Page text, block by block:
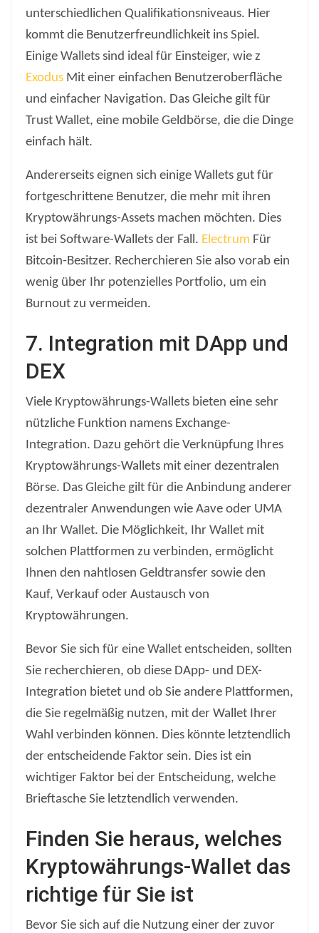
unterschiedlichen Qualifikationsniveaus. Hier
kommt die Benutzerfreundlichkeit ins Spiel.
Einige Wallets sind ideal für Einsteiger, wie z
Exodus Mit einer einfachen Benutzeroberfläche
und einfacher Navigation. Das Gleiche gilt für
Trust Wallet, eine mobile Geldbörse, die die Dinge
einfach hält.
Andererseits eignen sich einige Wallets gut für
fortgeschrittene Benutzer, die mehr mit ihren
Kryptowährungs-Assets machen möchten. Dies
ist bei Software-Wallets der Fall. Electrum Für
Bitcoin-Besitzer. Recherchieren Sie also vorab ein
wenig über Ihr potenzielles Portfolio, um ein
Burnout zu vermeiden.
7. Integration mit DApp und
DEX
Viele Kryptowährungs-Wallets bieten eine sehr
nützliche Funktion namens Exchange-
Integration. Dazu gehört die Verknüpfung Ihres
Kryptowährungs-Wallets mit einer dezentralen
Börse. Das Gleiche gilt für die Anbindung anderer
dezentraler Anwendungen wie Aave oder UMA
an Ihr Wallet. Die Möglichkeit, Ihr Wallet mit
solchen Plattformen zu verbinden, ermöglicht
Ihnen den nahtlosen Geldtransfer sowie den
Kauf, Verkauf oder Austausch von
Kryptowährungen.
Bevor Sie sich für eine Wallet entscheiden, sollten
Sie recherchieren, ob diese DApp- und DEX-
Integration bietet und ob Sie andere Plattformen,
die Sie regelmäßig nutzen, mit der Wallet Ihrer
Wahl verbinden können. Dies könnte letztendlich
der entscheidende Faktor sein. Dies ist ein
wichtiger Faktor bei der Entscheidung, welche
Brieftasche Sie letztendlich verwenden.
Finden Sie heraus, welches
Kryptowährungs-Wallet das
richtige für Sie ist
Bevor Sie sich auf die Nutzung einer der zuvor